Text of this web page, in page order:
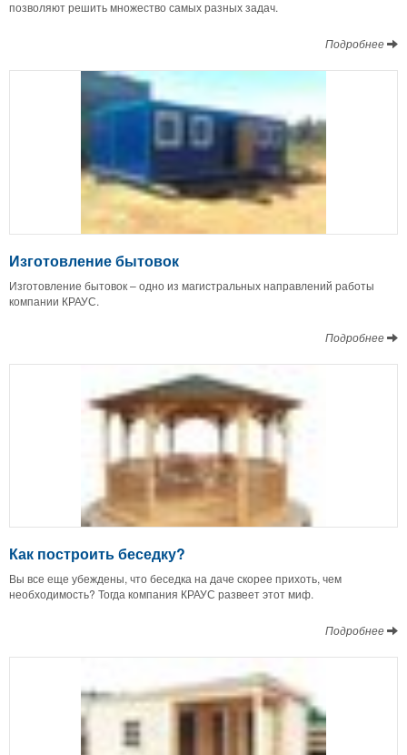
позволяют решить множество самых разных задач.
Подробнее
Изготовление бытовок
Изготовление бытовок – одно из магистральных направлений работы
компании КРАУС.
Подробнее
Как построить беседку?
Вы все еще убеждены, что беседка на даче скорее прихоть, чем
необходимость? Тогда компания КРАУС развеет этот миф.
Подробнее